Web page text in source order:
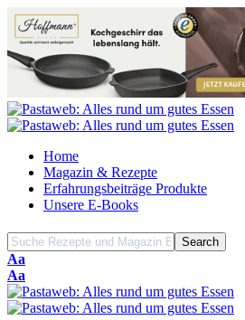
Home
Magazin & Rezepte
Erfahrungsbeiträge Produkte
Unsere E-Books
Font
Resizer
Aa
Font
Resizer
Aa